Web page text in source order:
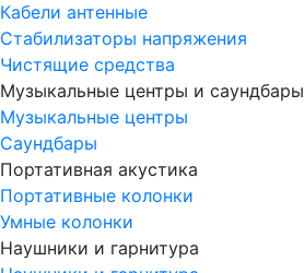
Кабели антенные
Стабилизаторы напряжения
Чистящие средства
Музыкальные центры и саундбары
Музыкальные центры
Саундбары
Портативная акустика
Портативные колонки
Умные колонки
Наушники и гарнитура